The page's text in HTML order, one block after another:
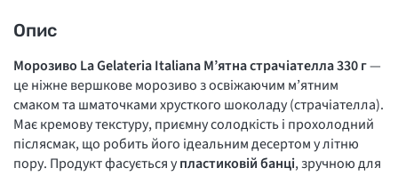
Опис
Морозиво La Gelateria Italiana М’ятна страчіателла 330 г—
це ніжне вершкове морозиво з освіжаючим м’ятним
смаком та шматочками хрусткого шоколаду (страчіателла).
Має кремову текстуру, приємну солодкість і прохолодний
післясмак, що робить його ідеальним десертом у літню
пору. Продукт фасується упластиковій банці, зручною для